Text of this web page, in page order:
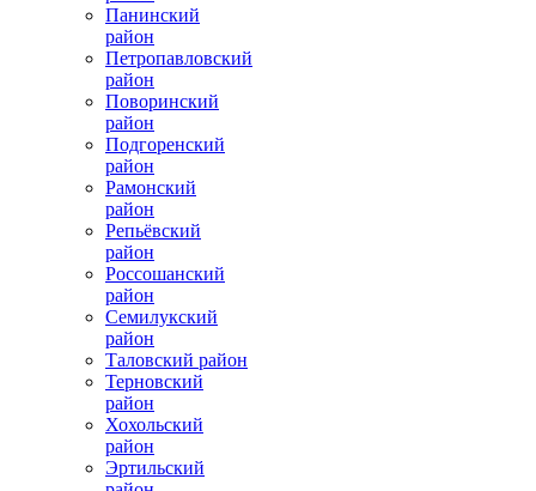
Панинский
район
Петропавловский
район
Поворинский
район
Подгоренский
район
Рамонский
район
Репьёвский
район
Россошанский
район
Семилукский
район
Таловский район
Терновский
район
Хохольский
район
Эртильский